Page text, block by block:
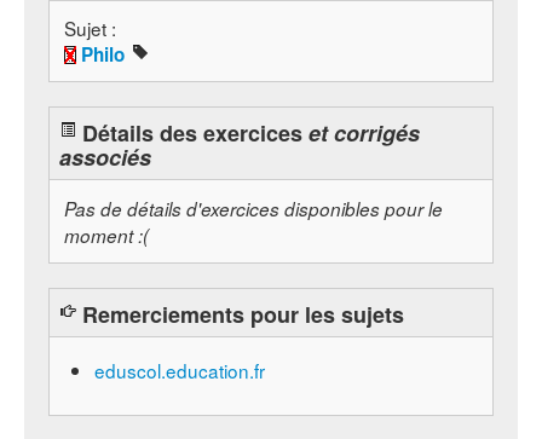
Sujet :
Philo
Détails des exerciceset corrigés
associés
Pas de détails d'exercices disponibles pour le
moment :(
Remerciements pour les sujets
eduscol.education.fr